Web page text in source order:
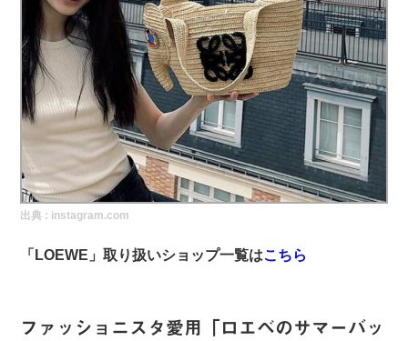
BUYMAで人気のブランド
BUYMAの売れ筋商品
バイマの疑問に現役パーソナルショッパーが答えてみた
バイマ活動の疑問に売れっ子現役バイヤーが答えてみた
実録！海外ショップで買ってみた！
海外SHOP LIST
パーソナルショッパー指南書
出典 : instagram.com
「LOEWE」取り扱いショップ一覧はこちら
ファッショニスタ愛用「ロエベのサマーバッ